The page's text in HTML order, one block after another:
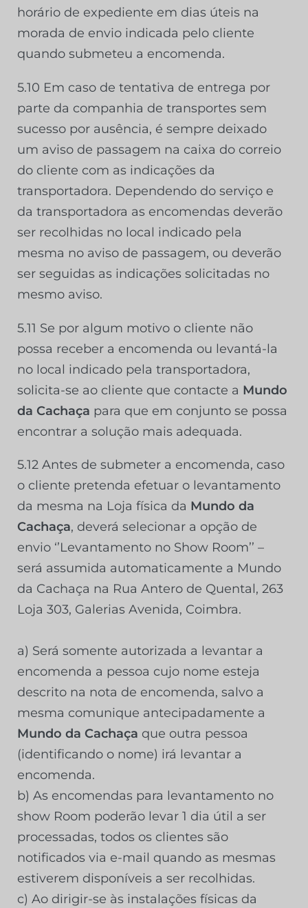
horário de expediente em dias úteis na
morada de envio indicada pelo cliente
quando submeteu a encomenda.
5.10 Em caso de tentativa de entrega por
parte da companhia de transportes sem
sucesso por ausência, é sempre deixado
um aviso de passagem na caixa do correio
do cliente com as indicações da
transportadora. Dependendo do serviço e
da transportadora as encomendas deverão
ser recolhidas no local indicado pela
mesma no aviso de passagem, ou deverão
ser seguidas as indicações solicitadas no
mesmo aviso.
5.11 Se por algum motivo o cliente não
possa receber a encomenda ou levantá-la
no local indicado pela transportadora,
solicita-se ao cliente que contacte a Mundo
da Cachaça para que em conjunto se possa
encontrar a solução mais adequada.
5.12 Antes de submeter a encomenda, caso
o cliente pretenda efetuar o levantamento
da mesma na Loja física da Mundo da
Cachaça, deverá selecionar a opção de
envio ‘’Levantamento no Show Room’’ –
será assumida automaticamente a Mundo
da Cachaça na Rua Antero de Quental, 263
Loja 303, Galerias Avenida, Coimbra.
a) Será somente autorizada a levantar a
encomenda a pessoa cujo nome esteja
descrito na nota de encomenda, salvo a
mesma comunique antecipadamente a
Mundo da Cachaça que outra pessoa
(identificando o nome) irá levantar a
encomenda.
b) As encomendas para levantamento no
show Room poderão levar 1 dia útil a ser
processadas, todos os clientes são
notificados via e-mail quando as mesmas
estiverem disponíveis a ser recolhidas.
c) Ao dirigir-se às instalações físicas da